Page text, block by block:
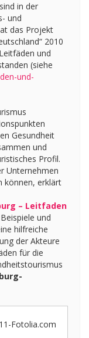
in der
und
das Projekt
2010
und
(siehe
und-
Gesundheit
und
Profil.
Unternehmen
können, erklärt
– Leitfaden
und
hilfreiche
der Akteure
für die
Fotolia.com